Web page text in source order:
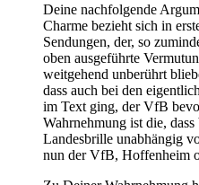
Deine nachfolgende
Charme bezieht sich in
Sendungen, der, so
oben ausgeführte
weitgehend unberührt
dass auch bei den
im Text ging, der VfB
Wahrnehmung ist die,
Landesbrille unabhängig
nun der VfB, Hoffenheim